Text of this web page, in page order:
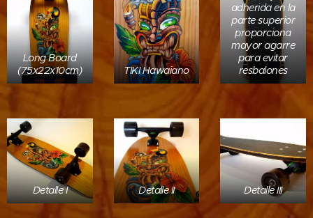
Long Board
(75x22x10cm)
TIKI Hawaiano
adherida en la
parte superior
proporciona
mayor agarre
para evitar
resbalones
Detalle I Detalle II Detalle III